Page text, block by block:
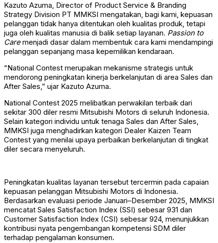
Kazuto Azuma, Director of Product Service & Branding
Strategy Division PT MMKSI mengatakan, bagi kami, kepuasan
pelanggan tidak hanya ditentukan oleh kualitas produk, tetapi
juga oleh kualitas manusia di balik setiap layanan. Passion to
Caremenjadi dasar dalam membentuk cara kami mendampingi
pelanggan sepanjang masa kepemilikan kendaraan.
“National Contest merupakan mekanisme strategis untuk
mendorong peningkatan kinerja berkelanjutan di area Sales dan
After Sales,” ujar Kazuto Azuma.
National Contest 2025 melibatkan perwakilan terbaik dari
sekitar 300 diler resmi Mitsubishi Motors di seluruh Indonesia.
Selain kategori individu untuk tenaga Sales dan After Sales,
MMKSI juga menghadirkan kategori Dealer Kaizen Team
Contest yang menilai upaya perbaikan berkelanjutan di tingkat
diler secara menyeluruh.
Peningkatan kualitas layanan tersebut tercermin pada capaian
kepuasan pelanggan Mitsubishi Motors di Indonesia.
Berdasarkan evaluasi periode Januari–Desember 2025, MMKSI
mencatat Sales Satisfaction Index (SSI) sebesar 931 dan
Customer Satisfaction Index (CSI) sebesar 924, menunjukkan
kontribusi nyata pengembangan kompetensi SDM diler
terhadap pengalaman konsumen.